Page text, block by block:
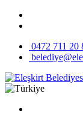
0472 711 20